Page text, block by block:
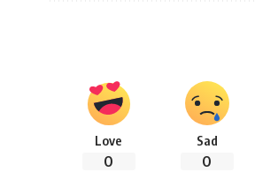
Love
0
Sad
0